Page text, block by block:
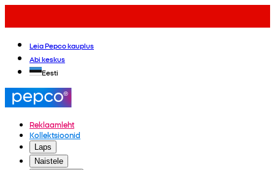
Leia Pepco kauplus
Abi keskus
Eesti
Reklaamleht
Kollektsioonid
Laps
Naistele